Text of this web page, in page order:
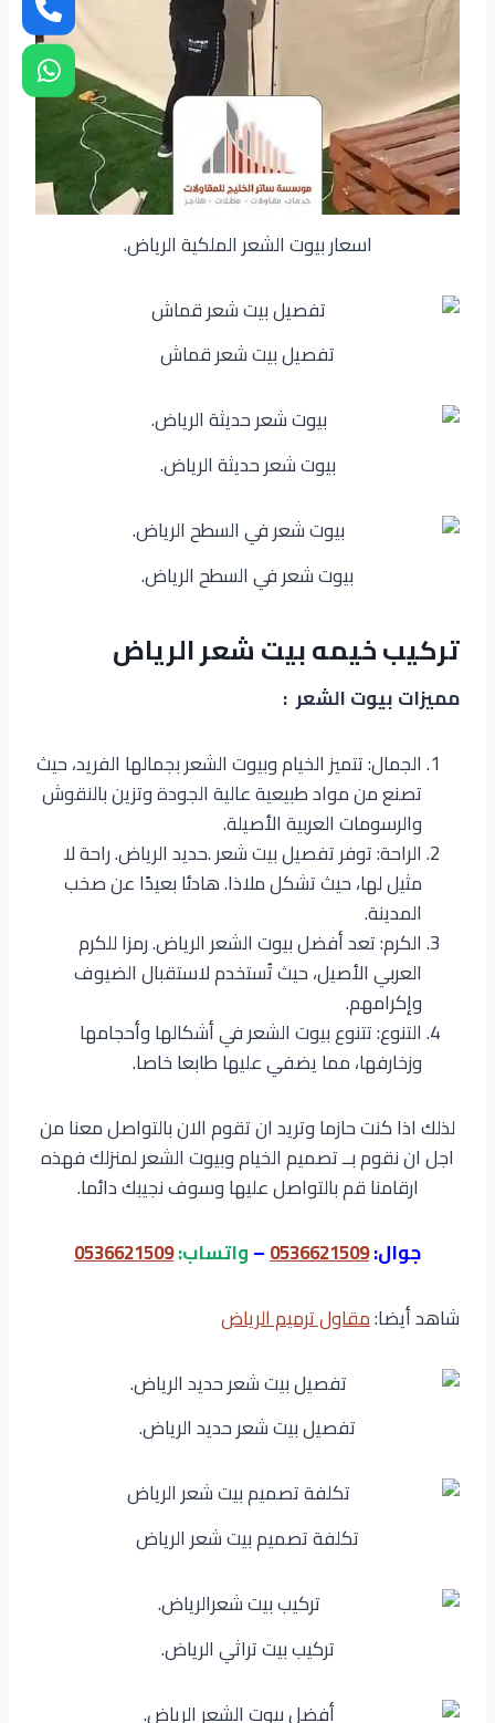
اسعار بيوت الشعر الملكية الرياض.
تفصيل بيت شعر قماش
بيوت شعر حديثة الرياض.
بيوت شعر في السطح الرياض.
تركيب خيمه بيت شعر الرياض
مميزات بيوت الشعر :
الجمال: تتميز الخيام وبيوت الشعر بجمالها الفريد، حيث
تصنع من مواد طبيعية عالية الجودة وتزين بالنقوش
والرسومات العربية الأصيلة.
الراحة: توفر تفصيل بيت شعر .حديد الرياض. راحة لا
مثيل لها، حيث تشكل ملاذا. هادئا بعيدًا عن صخب
المدينة.
الكرم: تعد أفضل بيوت الشعر الرياض. رمزا للكرم
العربي الأصيل، حيث تُستخدم لاستقبال الضيوف
وإكرامهم.
التنوع: تتنوع بيوت الشعر في أشكالها وأحجامها
وزخارفها، مما يضفي عليها طابعا خاصا.
لذلك اذا كنت حازما وتريد ان تقوم الان بالتواصل معنا من
اجل ان نقوم بــ تصميم الخيام وبيوت الشعر لمنزلك فهذه
ارقامنا قم بالتواصل عليها وسوف نجيبك دائما.
جوال:0536621509
–واتساب:0536621509
شاهد أيضا:مقاول ترميم الرياض
تفصيل بيت شعر حديد الرياض.
تكلفة تصميم بيت شعر الرياض
تركيب بيت تراثي الرياض.